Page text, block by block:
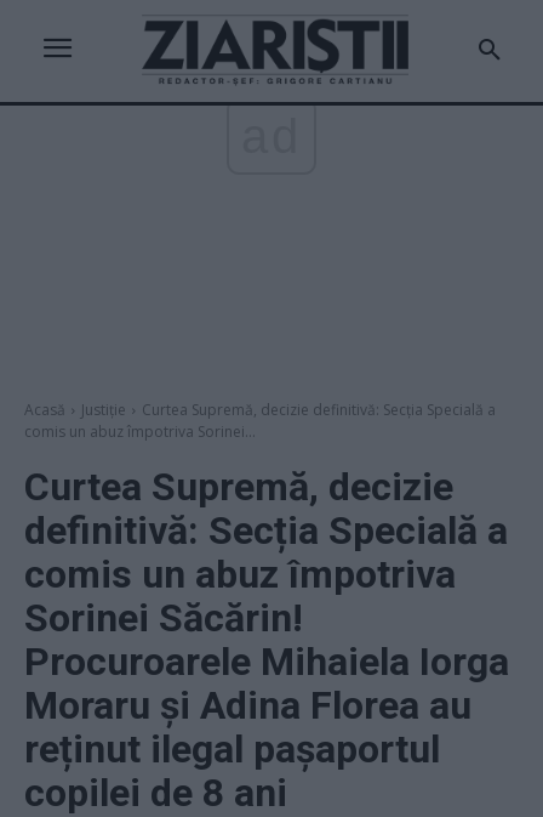
Acasă Justiție
Curtea Supremă, decizie definitivă: Secția Specială a
comis un abuz împotriva Sorinei...
Curtea Supremă, decizie
definitivă: Secția Specială a
comis un abuz împotriva
Sorinei Săcărin!
Procuroarele Mihaiela Iorga
Moraru și Adina Florea au
reținut ilegal pașaportul
copilei de 8 ani